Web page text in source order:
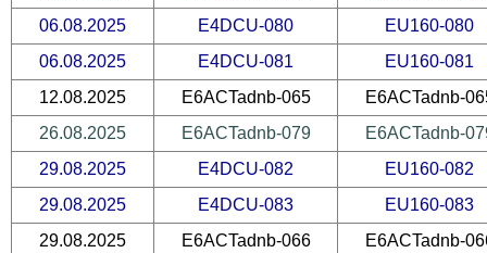
06.08.2025
E4DCU-080
EU160-080
06.08.2025
E4DCU-081
EU160-081
12.08.2025
E6ACTadnb-065
E6ACTadnb-
26.08.2025
E6ACTadnb-079
E6ACTadnb-
29.08.2025
E4DCU-082
EU160-082
29.08.2025
E4DCU-083
EU160-083
29.08.2025
E6ACTadnb-066
E6ACTadnb-